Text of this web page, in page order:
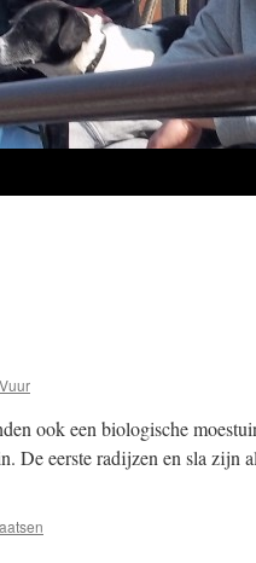
ook een biologische
De eerste radijzen en sla